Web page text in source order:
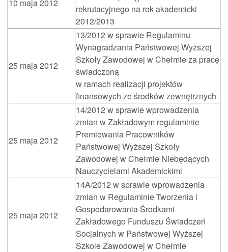
10 maja 2012
rekrutacyjnego na rok akademicki
2012/2013
25 maja 2012
13/2012 w sprawie Regulaminu
Wynagradzania Państwowej Wyższej
Szkoły Zawodowej w Chełmie za pracę
świadczoną
w ramach realizacji projektów
finansowych ze środków zewnętrznych
25 maja 2012
14/2012 w sprawie wprowadzenia
zmian w Zakładowym regulaminie
Premiowania Pracowników
Państwowej Wyższej Szkoły
Zawodowej w Chełmie Niebędących
Nauczycielami Akademickimi
25 maja 2012
14A/2012 w sprawie wprowadzenia
zmian w Regulaminie Tworzenia i
Gospodarowania Środkami
Zakładowego Funduszu Świadczeń
Socjalnych w Państwowej Wyższej
Szkole Zawodowej w Chełmie